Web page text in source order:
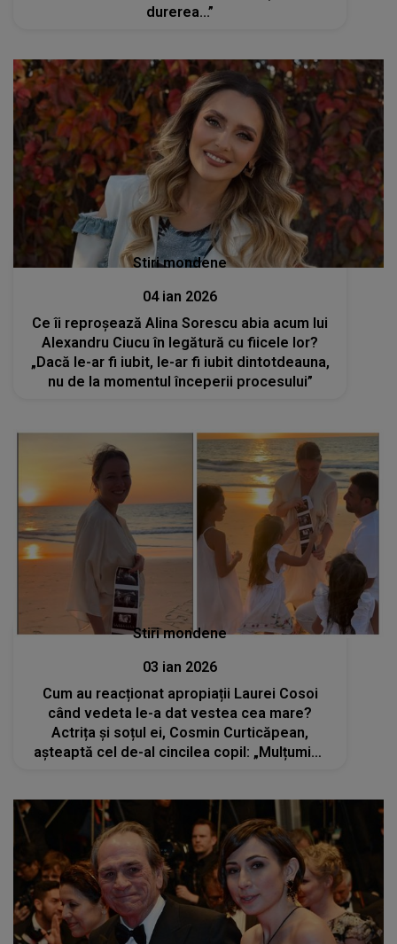
durerea...”
Stiri mondene
04 ian 2026
Ce îi reproșează Alina Sorescu abia acum lui
Alexandru Ciucu în legătură cu fiicele lor?
„Dacă le-ar fi iubit, le-ar fi iubit dintotdeauna,
nu de la momentul începerii procesului”
Stiri mondene
03 ian 2026
Cum au reacționat apropiații Laurei Cosoi
când vedeta le-a dat vestea cea mare?
Actrița și soțul ei, Cosmin Curticăpean,
așteaptă cel de-al cincilea copil: „Mulțumim,